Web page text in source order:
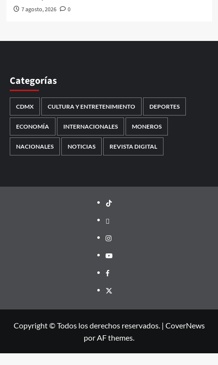
7 agosto, 2026 0
Categorías
CDMX CULTURA Y ENTRETENIMIENTO DEPORTES
ECONOMÍA INTERNACIONALES MONEROS
NACIONALES NOTICIAS REVISTA DIGITAL
TikTok
threads
Instagram
Youtube
Facebook
X
Copyright © Todos los derechos reservados. | CoverNews
por AF themes.